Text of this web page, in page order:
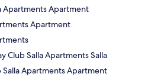
Apartments Apartment
Apartment
Club Salla Apartments Salla
Salla Apartments Apartment